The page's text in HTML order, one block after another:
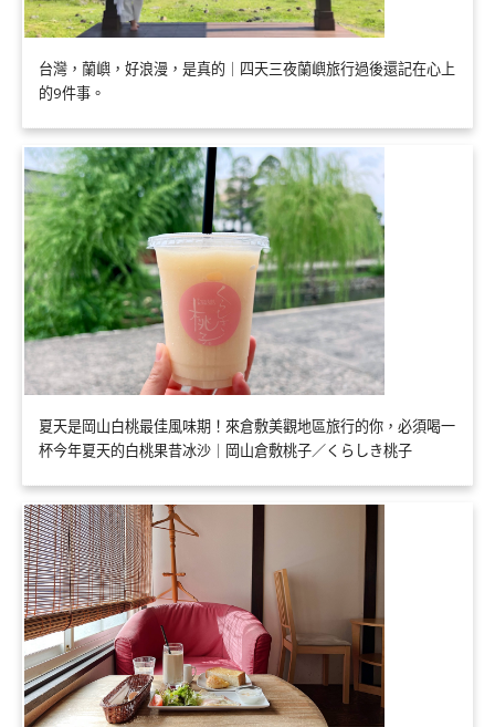
台灣，蘭嶼，好浪漫，是真的｜四天三夜蘭嶼旅行過後還記在心上
的9件事。
夏天是岡山白桃最佳風味期！來倉敷美觀地區旅行的你，必須喝一
杯今年夏天的白桃果昔冰沙｜岡山倉敷桃子／くらしき桃子